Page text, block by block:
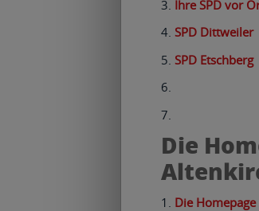
Ihre SPD vor
SPD Dittweiler
SPD Etschberg
Die
Die